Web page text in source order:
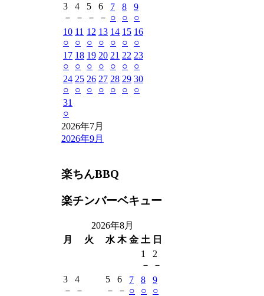
3
－
4
－
5
－
6
－
7
○
8
○
9
○
10
○
11
○
12
○
13
○
14
○
15
○
16
○
17
○
18
○
19
○
20
○
21
○
22
○
23
○
24
○
25
○
26
○
27
○
28
○
29
○
30
○
31
○
2026年7月
2026年9月
楽ちんBBQ
楽チンバーベキュー
2026年8月
月
火 水 木 金 土 日
1
－
2
－
3
－
4
－
5
－
6
－
7
○
8
○
9
○